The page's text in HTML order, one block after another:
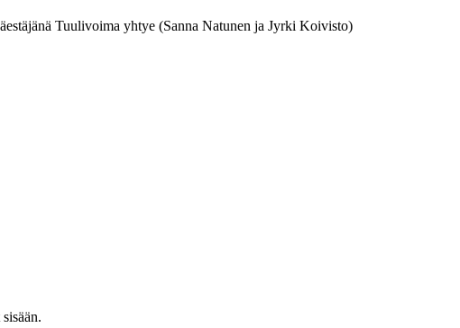
Tuulivoima yhtye (Sanna Natunen ja Jyrki Koivisto)